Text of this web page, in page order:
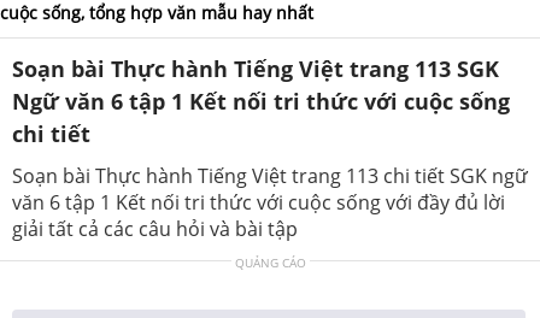
cuộc sống, tổng hợp văn mẫu hay nhất
Soạn bài Thực hành Tiếng Việt trang 113 SGK
Ngữ văn 6 tập 1 Kết nối tri thức với cuộc sống
chi tiết
Soạn bài Thực hành Tiếng Việt trang 113 chi tiết SGK ngữ
văn 6 tập 1 Kết nối tri thức với cuộc sống với đầy đủ lời
giải tất cả các câu hỏi và bài tập
QUẢNG CÁO